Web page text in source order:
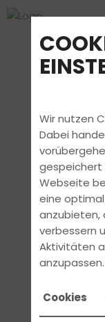
Wir nutzen
Dabei
gespeichert
Webseite
eine
anzubieten,
verbessern
Aktivitäten
anzupassen.
Cookies